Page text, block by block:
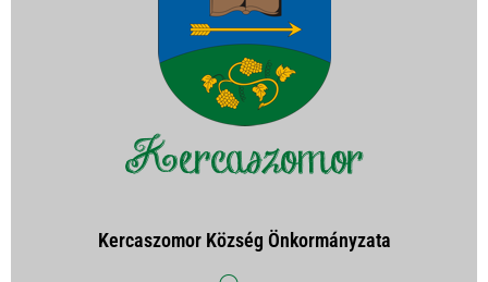
Kercaszomor Község Önkormányzata